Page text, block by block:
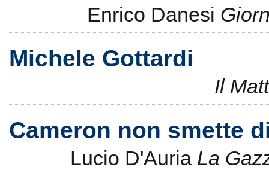
Enrico Danesi
Michele Gottardi
Il
Cameron non smette
Lucio D'Auria La